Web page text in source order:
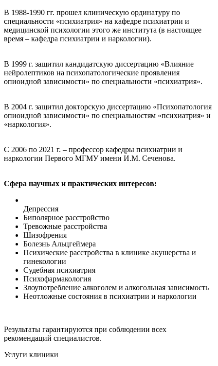
В 1988-1990 гг. прошел клиническую ординатуру по
специальности «психиатрия» на кафедре психиатрии и
медицинской психологии этого же института (в настоящее
время – кафедра психиатрии и наркологии).
В 1999 г. защитил кандидатскую диссертацию «Влияние
нейролептиков на психопатологические проявления
опиоидной зависимости» по специальности «психиатрия».
В 2004 г. защитил докторскую диссертацию «Психопатология
опиоидной зависимости» по специальностям «психиатрия» и
«наркология».
С 2006 по 2021 г. – профессор кафедры психиатрии и
наркологии Первого МГМУ имени И.М. Сеченова.
Сфера научных и практических интересов:
Депрессия
Биполярное расстройство
Тревожные расстройства
Шизофрения
Болезнь Альцгеймера
Психические расстройства в клинике акушерства и
гинекологии
Судебная психиатрия
Психофармакология
Злоупотребление алкоголем и алкогольная зависимость
Неотложные состояния в психиатрии и наркологии
Результаты гарантируются при соблюдении всех
рекомендаций специалистов.
Услуги клиники